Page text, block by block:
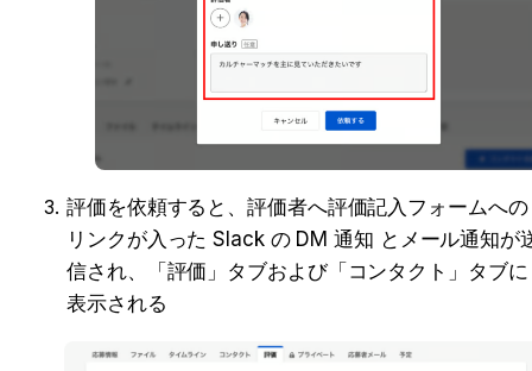
評価を依頼すると、評価者へ評価記入フォームへの
リンクが入った Slack の DM 通知 とメール通知が
信され、「評価」タブおよび「コンタクト」タブに
表示される